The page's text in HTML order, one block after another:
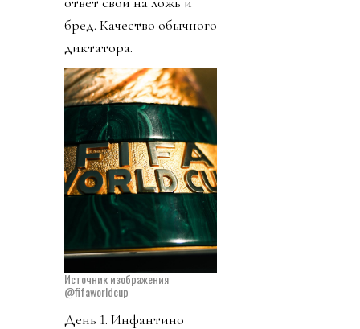
бред. Качество обычного
диктатора.
Источник изображения
@fifaworldcup
День 1. Инфантино